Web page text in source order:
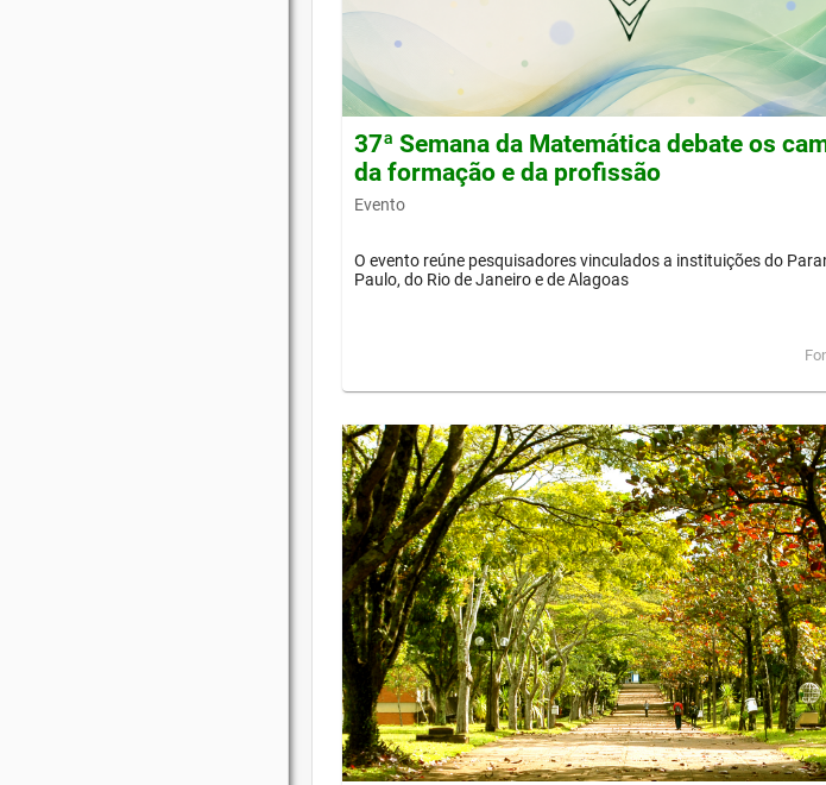
37ª Semana da Matemática debate os
da formação e da profissão
Evento
O evento reúne pesquisadores vinculados a instituições do
Paulo, do Rio de Janeiro e de Alagoas